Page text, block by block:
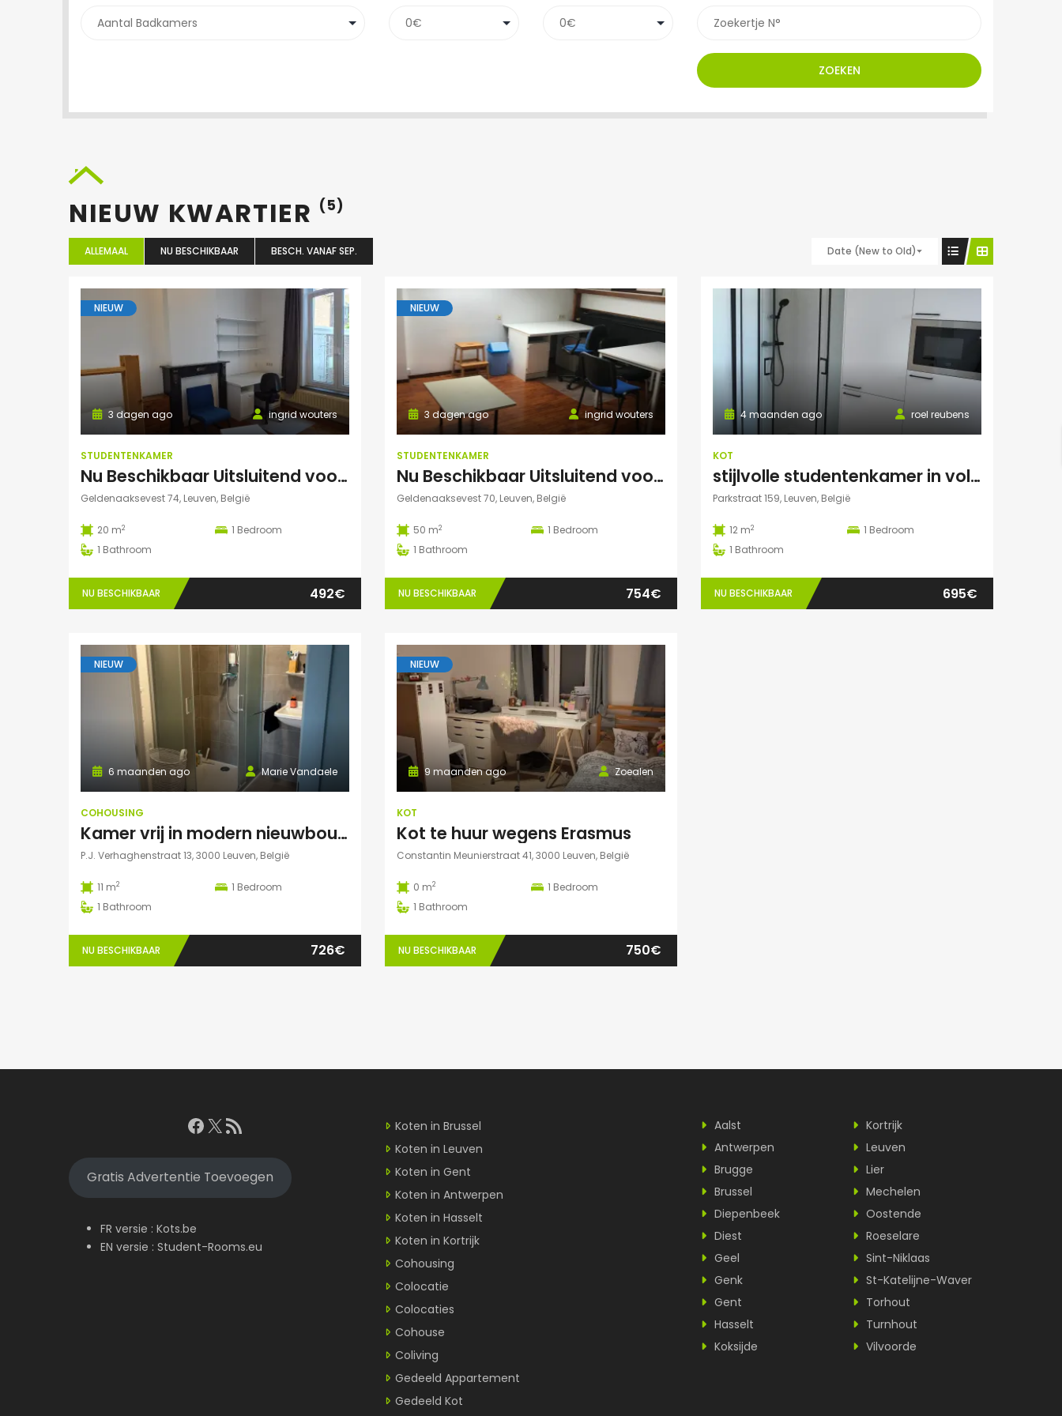
ZOEKEN
NIEUW KWARTIER (5)
ALLEMAAL NU BESCHIKBAAR BESCH. VANAF SEP. Date (New to Old)
NIEUW
ingrid wouters
3 dagen ago
STUDENTENKAMER
Nu Beschikbaar Uitsluitend voor Augustus 2026 in Leuven
Geldenaaksevest 74, Leuven, België
20 m2 1 Bedroom
1 Bathroom
NU BESCHIKBAAR 492€
NIEUW
ingrid wouters
3 dagen ago
STUDENTENKAMER
Nu Beschikbaar Uitsluitend voor Augustus 2026 in Leuven Studio
Geldenaaksevest 70, Leuven, België
50 m2 1 Bedroom
1 Bathroom
NU BESCHIKBAAR 754€
roel reubens
4 maanden ago
KOT
stijlvolle studentenkamer in volledig gerenoveerd studentenhuis
Parkstraat 159, Leuven, België
12 m2 1 Bedroom
1 Bathroom
NU BESCHIKBAAR 695€
NIEUW
Marie Vandaele
6 maanden ago
COHOUSING
Kamer vrij in modern nieuwbouwappartement Leuven
P.J. Verhaghenstraat 13, 3000 Leuven, België
11 m2 1 Bedroom
1 Bathroom
NU BESCHIKBAAR 726€
NIEUW
Zoealen
9 maanden ago
KOT
Kot te huur wegens Erasmus
Constantin Meunierstraat 41, 3000 Leuven, België
0 m2 1 Bedroom
1 Bathroom
NU BESCHIKBAAR 750€
Facebook
X RSS feed
Gratis Advertentie Toevoegen
FR versie : Kots.be
EN versie : Student-Rooms.eu
Koten in Brussel
Koten in Leuven
Koten in Gent
Koten in Antwerpen
Koten in Hasselt
Koten in Kortrijk
Cohousing
Colocatie
Colocaties
Cohouse
Coliving
Gedeeld Appartement
Gedeeld Kot
Aalst
Antwerpen
Brugge
Brussel
Diepenbeek
Diest
Geel
Genk
Gent
Hasselt
Koksijde
Kortrijk
Leuven
Lier
Mechelen
Oostende
Roeselare
Sint-Niklaas
St-Katelijne-Waver
Torhout
Turnhout
Vilvoorde